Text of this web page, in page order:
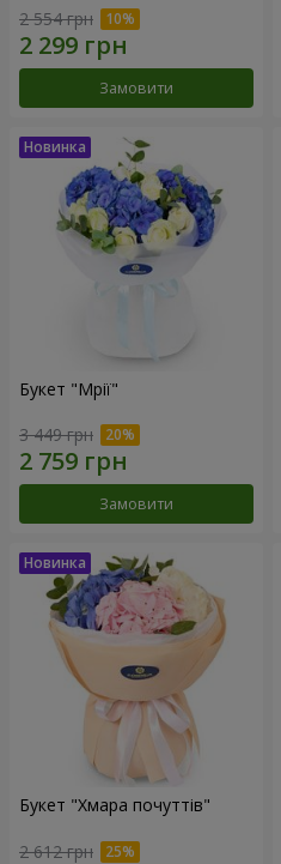
2 554 грн
Замовити
Букет "Мрії"
3 449 грн
Замовити
Букет "Хмара почуттів"
2 612 грн